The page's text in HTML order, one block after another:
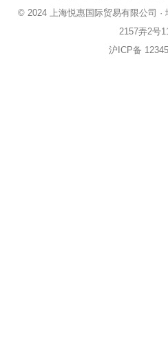
© 2024 上海悦惠国际贸易有限公司 ·
2157弄2号
沪ICP备